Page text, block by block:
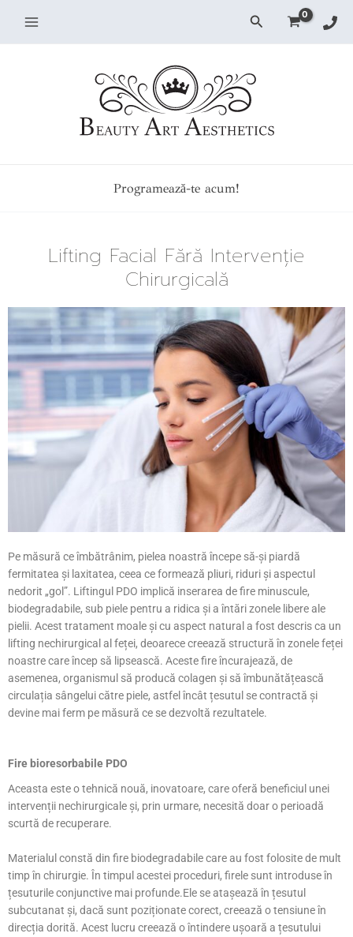
content
Search
Programează-te acum!
Lifting Facial Fără Intervenție
Chirurgicală
Pe măsură ce îmbătrânim, pielea noastră începe să-și piardă
fermitatea și laxitatea, ceea ce formează pliuri, riduri și aspectul
nedorit „gol”. Liftingul PDO implică inserarea de fire minuscule,
biodegradabile, sub piele pentru a ridica și a întări zonele libere ale
pielii. Acest tratament moale și cu aspect natural a fost descris ca un
lifting nechirurgical al feței, deoarece creează structură în zonele feței
noastre care încep să lipsească. Aceste fire încurajează, de
asemenea, organismul să producă colagen și să îmbunătățească
circulația sângelui către piele, astfel încât țesutul se contractă și
devine mai ferm pe măsură ce se dezvoltă rezultatele.
Fire bioresorbabile PDO
Aceasta este o tehnică nouă, inovatoare, care oferă beneficiul unei
intervenții nechirurgicale și, prin urmare, necesită doar o perioadă
scurtă de recuperare.
Materialul constă din fire biodegradabile care au fost folosite de mult
timp în chirurgie. În timpul acestei proceduri, firele sunt introduse în
țesuturile conjunctive mai profunde.Ele se atașează în țesutul
subcutanat și, dacă sunt poziționate corect, creează o tensiune în
direcția dorită. Acest lucru creează o întindere ușoară a țesutului